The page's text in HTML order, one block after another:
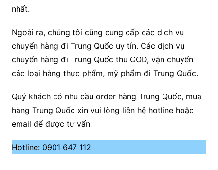
nhất.
Ngoài ra, chúng tôi cũng cung cấp các dịch vụ
chuyển hàng đi Trung Quốc uy tín. Các dịch vụ
chuyển hàng đi Trung Quốc thu COD, vận chuyển
các loại hàng thực phẩm, mỹ phẩm đi Trung Quốc.
Quý khách có nhu cầu order hàng Trung Quốc, mua
hàng Trung Quốc xin vui lòng liên hệ hotline hoặc
email để được tư vấn.
Hotline: 0901 647 112